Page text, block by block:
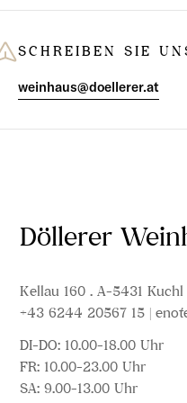
SCHREIBEN SIE
weinhaus@doellerer.at
Döllerer
Kellau 160 . A-5431 Kuchl
+43 6244 20567 15 |
DI-DO: 10.00-18.00 Uhr
FR: 10.00-23.00 Uhr
SA: 9.00-13.00 Uhr